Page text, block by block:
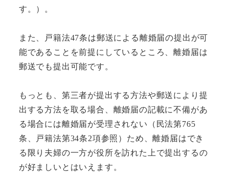
す。）。
また、戸籍法47条は郵送による離婚届の提出が可
能であることを前提にしているところ、離婚届は
郵送でも提出可能です。
もっとも、第三者が提出する方法や郵送により提
出する方法を取る場合、離婚届の記載に不備があ
る場合には離婚届が受理されない（民法第765
条、戸籍法第34条2項参照）ため、離婚届はでき
る限り夫婦の一方が役所を訪れた上で提出するの
が好ましいとはいえます。